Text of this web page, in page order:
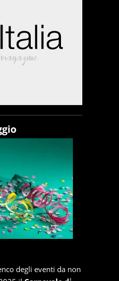
degli eventi da non